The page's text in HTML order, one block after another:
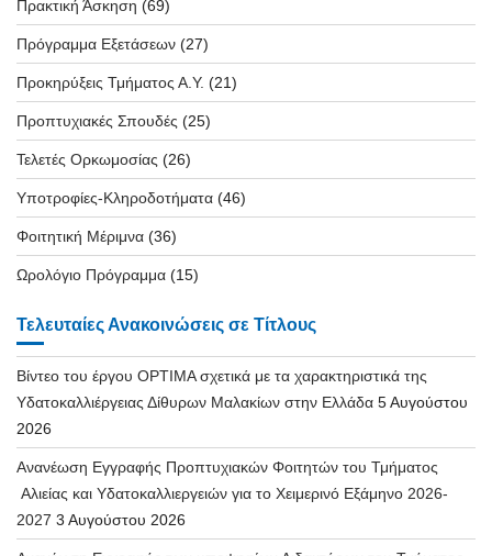
Πρακτική Άσκηση (69)
Πρόγραμμα Εξετάσεων (27)
Προκηρύξεις Τμήματος Α.Υ. (21)
Προπτυχιακές Σπουδές (25)
Τελετές Ορκωμοσίας (26)
Υποτροφίες-Κληροδοτήματα (46)
Φοιτητική Μέριμνα (36)
Ωρολόγιο Πρόγραμμα (15)
Τελευταίες Ανακοινώσεις σε Τίτλους
Βίντεο του έργου OPTIMA σχετικά με τα χαρακτηριστικά της
Υδατοκαλλιέργειας Δίθυρων Μαλακίων στην Ελλάδα 5 Αυγούστου
2026
Ανανέωση Εγγραφής Προπτυχιακών Φοιτητών του Τμήματος
Αλιείας και Υδατοκαλλιεργειών για το Χειμερινό Εξάμηνο 2026-
2027 3 Αυγούστου 2026